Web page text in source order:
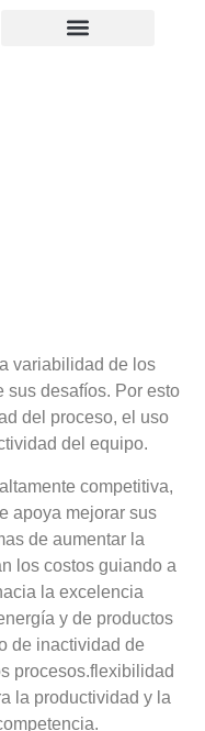
variabilidad de los
sus desafíos. Por esto
del proceso, el uso
del equipo.
competitiva,
apoya mejorar sus
de aumentar la
los costos guiando a
la excelencia
y de productos
de inactividad de
procesos.flexibilidad
la productividad y la